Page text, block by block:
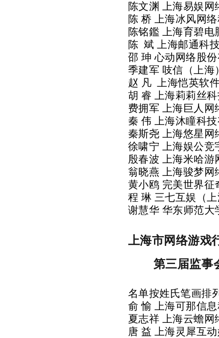
陈文渊 上海易娱
陈 桥 上海冰风网
陈铭鑑 上海育碧电
陈 斌上海邮通科
邵 珅心动网络股
季建军 吱信（上
赵 凡上海恺英软
胡 睿 上海莉莉丝
费拥军 上海巨人
秦 伟 上海沐瞳科
秦斯尧 上海悠星网
徐啸宁 上海娱公
殷春波 上海米哈
翁晓燕 上海骏梦
黄小鸥 完美世界
程 琳 三七互娱（
谢慧华 华东师范大
上海市网络游戏
第三届监事
名单按姓氏笔画排
俞 愉 上海可那信
夏志祥 上海云蟾
唐 益 上海灵犀互